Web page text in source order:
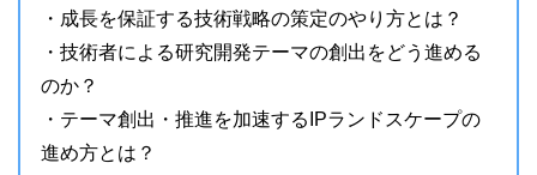
・成長を保証する技術戦略の策定のやり方とは？
・技術者による研究開発テーマの創出をどう進める
のか？
・テーマ創出・推進を加速するIPランドスケープの
進め方とは？